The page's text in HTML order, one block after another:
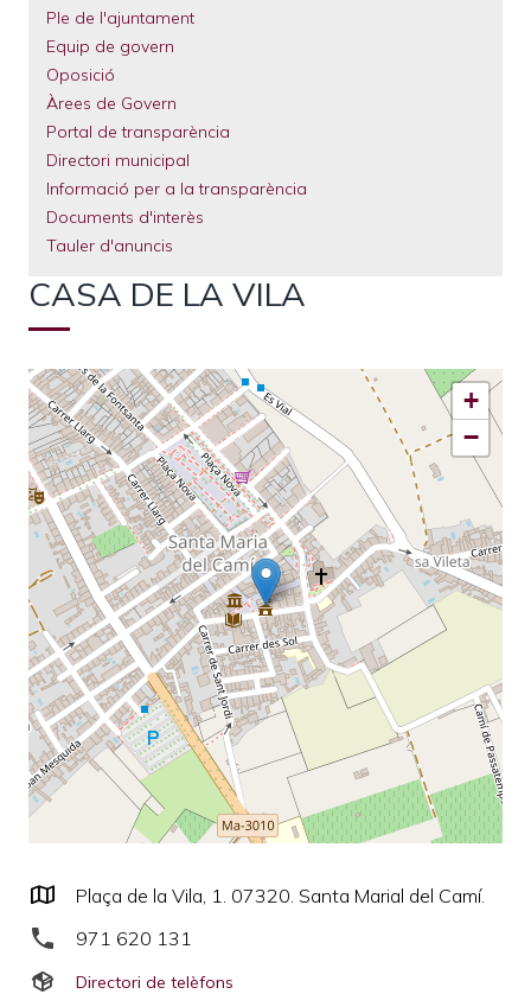
Municipals
Tràmits
Ple de l'ajuntament
Equip de govern
Oposició
Àrees de Govern
Portal de transparència
Directori municipal
Informació per a la transparència
Documents d'interès
Tauler d'anuncis
CASA DE LA VILA
Plaça de la Vila, 1. 07320. Santa Marial del Camí.
971 620 131
Directori de telèfons
+
−